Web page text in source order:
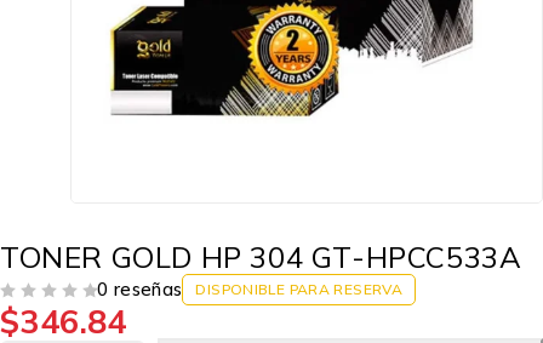
TONER GOLD HP 304 GT-HPCC533A
0 reseñas DISPONIBLE PARA RESERVA
$346.84